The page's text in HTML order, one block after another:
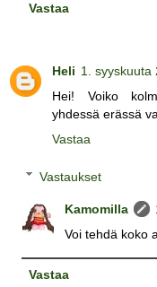
Vastaa
Heli 1. syyskuuta
Hei! Voiko
yhdessä erässä
Vastaa
Vastaukset
Kamomilla
Voi tehdä koko
Vastaa